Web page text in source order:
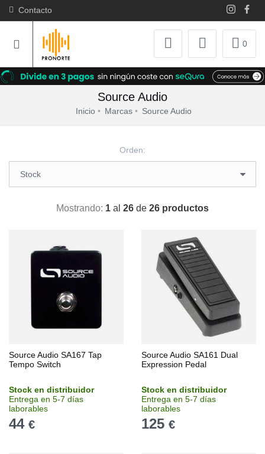
Contacto
0
Source Audio
Inicio Marcas Source Audio
Orden:
Mostrando: 1 al 26 de 26 productos
Source Audio SA167 Tap
Tempo Switch
Stock en distribuidor
Entrega en 5-7 días
laborables
44 €
Source Audio SA161 Dual
Expression Pedal
Stock en distribuidor
Entrega en 5-7 días
laborables
125 €